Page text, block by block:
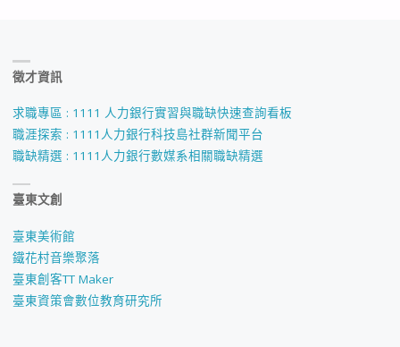
徵才資訊
求職專區 : 1111 人力銀行實習與職缺快速查詢看板
職涯探索 : 1111人力銀行科技島社群新聞平台
職缺精選 : 1111人力銀行數媒系相關職缺精選
臺東文創
臺東美術館
鐵花村音樂聚落
臺東創客TT Maker
臺東資策會數位教育研究所